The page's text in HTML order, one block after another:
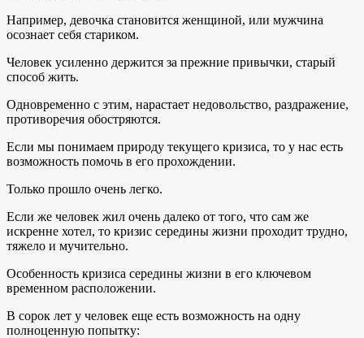
Например, девочка становится женщиной, или мужчина
осознает себя стариком.
Человек усиленно держится за прежние привычки, старый
способ жить.
Одновременно с этим, нарастает недовольство, раздражение,
противоречия обостряются.
Если мы понимаем природу текущего кризиса, то у нас есть
возможность помочь в его прохождении.
Только прошло очень легко.
Если же человек жил очень далеко от того, что сам же
искренне хотел, то кризис середины жизни проходит трудно,
тяжело и мучительно.
Особенность кризиса середины жизни в его ключевом
временном расположении.
В сорок лет у человек еще есть возможность на одну
полноценную попытку: